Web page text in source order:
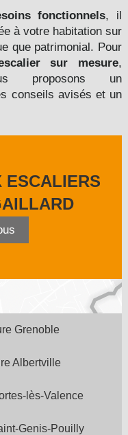
fonctionnels, il
à votre habitation sur
que patrimonial. Pour
sur mesure,
proposons un
conseils avisés et un
ESCALIERS
Grenoble
Albertville
lès-Valence
Genis-Pouilly